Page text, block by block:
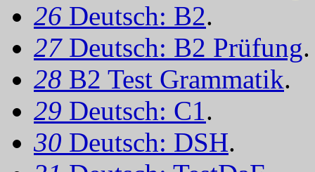
26 Deutsch: B2.
27 Deutsch: B2 Prüfung.
28 B2 Test Grammatik.
29 Deutsch: C1.
30 Deutsch: DSH.